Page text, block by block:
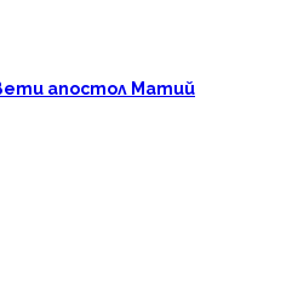
апостол Матий